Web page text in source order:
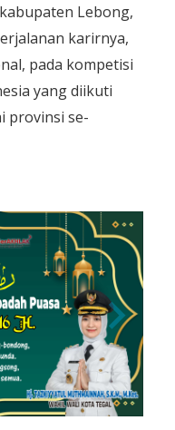
Lebong,
karirnya,
pada kompetisi
yang diikuti
provinsi se-